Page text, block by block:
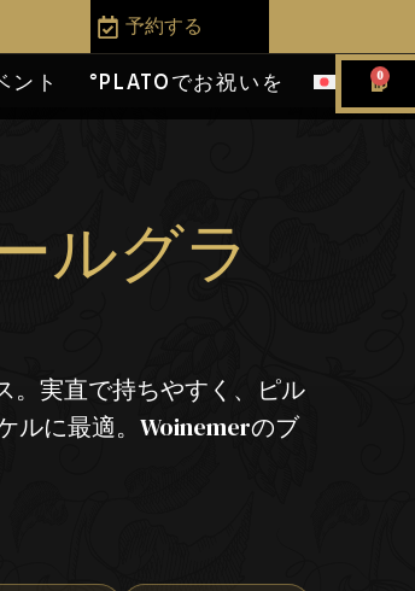
予約する
ント °PLATOでお祝いを 0
ルグラ
。実直で持ちやすく、ピル
ルに最適。Woinemerのブ